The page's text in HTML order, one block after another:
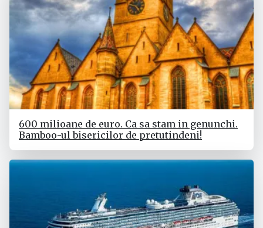
600 milioane de euro. Ca sa stam in genunchi.
Bamboo-ul bisericilor de pretutindeni!